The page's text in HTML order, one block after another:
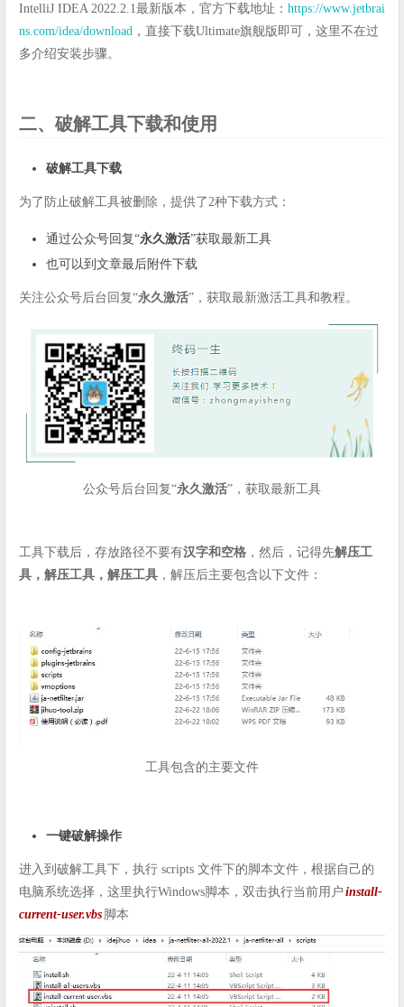
IntelliJ IDEA 2022.2.1最新版本，官方下载地址： https://www.jetbrai
ns.com/idea/download ，直接下载Ultimate旗舰版即可，这里不在过
多介绍安装步骤。
二、破解工具下载和使用
破解工具下载
为了防止破解工具被删除，提供了2种下载方式：
通过公众号回复“永久激活”获取最新工具
也可以到文章最后附件下载
关注公众号后台回复“永久激活”，获取最新激活工具和教程。
公众号后台回复“永久激活”，获取最新工具
工具下载后，存放路径不要有汉字和空格 ，然后，记得先解压工
具，解压工具，解压工具 ，解压后主要包含以下文件：
工具包含的主要文件
一键破解操作
进入到破解工具下，执行 scripts 文件下的脚本文件，根据自己的
电脑系统选择，这里执行Windows脚本，双击执行当前用户 install-
current-user.vbs 脚本